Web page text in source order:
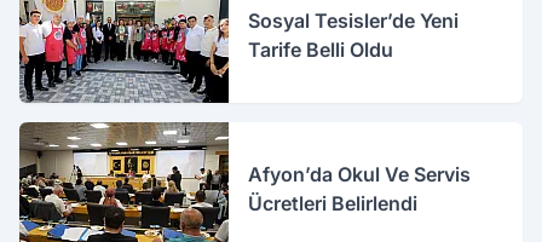
Sosyal Tesisler’de Yeni
Tarife Belli Oldu
Afyon’da Okul Ve Servis
Ücretleri Belirlendi